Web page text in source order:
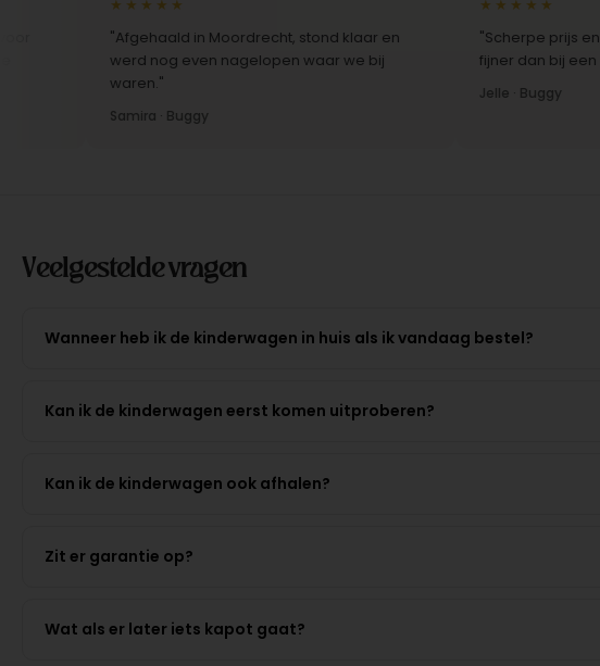
★★★★★
"Afgehaald in Moordrecht, stond klaar en
werd nog even nagelopen waar we bij
waren."
Samira · Buggy
★★★★★
"Scherpe prijs en
fijner dan bij een
Jelle · Buggy
Veelgestelde vragen
Wanneer heb ik de kinderwagen in huis als ik vandaag bestel?
Kan ik de kinderwagen eerst komen uitproberen?
Kan ik de kinderwagen ook afhalen?
Zit er garantie op?
Wat als er later iets kapot gaat?